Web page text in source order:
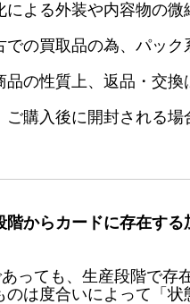
による外装や内容物の微
での買取品の為、パッ
品の性質上、返品・交換
ご購入後に開封される場
階からカードに存在する
っても、生産段階で存
のは度合いによって「状